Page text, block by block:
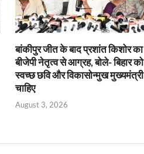
बांकीपुर जीत के बाद प्रशांत किशोर का
बीजेपी नेतृत्व से आग्रह, बोले- बिहार को
स्वच्छ छवि और विकासोन्मुख मुख्यमंत्री
चाहिए
August 3, 2026